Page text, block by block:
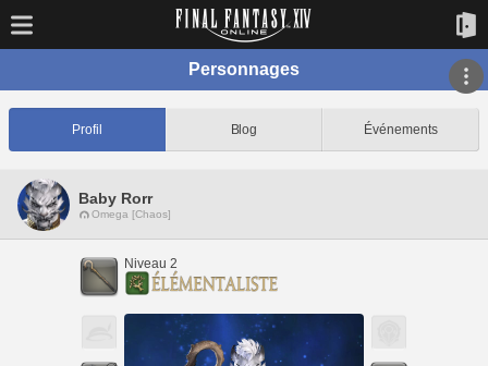
Personnages
Profil Blog Événements
Baby Rorr
Omega [Chaos]
Niveau 2